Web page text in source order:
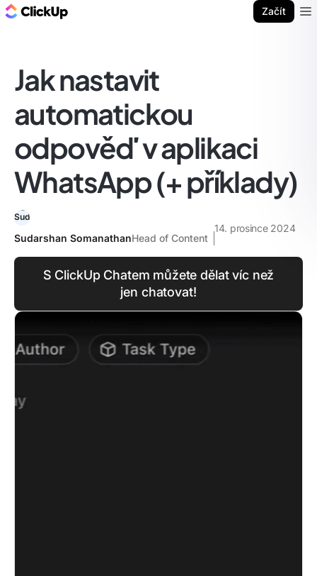
Začít
Jak nastavit
automatickou
odpověď v aplikaci
WhatsApp (+ příklady)
Sudarshan SomanathanHead of Content
14. prosince 2024
S ClickUp Chatem můžete dělat víc než
jen chatovat!